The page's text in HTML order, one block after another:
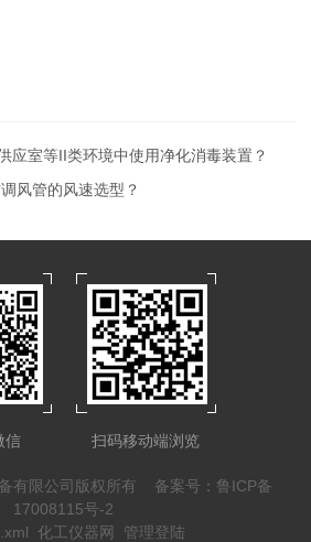
应室等II类环境中使用净化消毒装置？
风管的风速选型？
信 扫码移动端浏览
有限公司版权所有 备案号：鲁ICP备
17008115号-2
化工仪器网 管理登陆